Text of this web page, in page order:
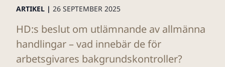
ARTIKEL | 26 SEPTEMBER 2025
HD:s beslut om utlämnande av allmänna
handlingar – vad innebär de för
arbetsgivares bakgrundskontroller?